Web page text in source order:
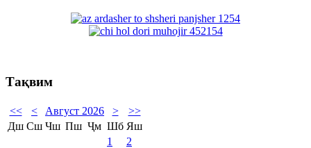
Тақвим
<< < Август 2026 >
>>
Дш Сш Чш Пш Ҷм Шб Яш
1
2